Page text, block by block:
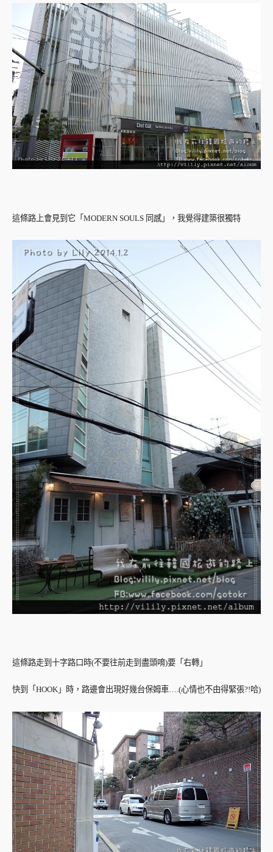
這條路上會見到它「MODERN SOULS 同感」，我覺得建築很獨特
這條路走到十字路口時(不要往前走到盡頭唷)要「右轉」
快到「HOOK」時，路邊會出現好幾台保姆車….(心情也不由得緊張?!哈)